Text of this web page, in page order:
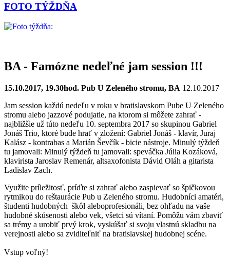
FOTO TÝŽDŇA
BA - Famózne nedeľné jam session !!!
15.10.2017, 19.30hod. Pub U Zeleného stromu, BA 12.10.2017
Jam session každú nedeľu v roku v bratislavskom Pube U Zeleného
stromu alebo jazzové podujatie, na ktorom si môžete zahrať -
najbližšie už túto nedeľu 10. septembra 2017 so skupinou Gabriel
Jonáš Trio, ktoré bude hrať v zložení: Gabriel Jonáš - klavír, Juraj
Kalász - kontrabas a Marián Ševčík - bicie nástroje. Minulý týždeň
tu jamovali: Minulý týždeň tu jamovali: speváčka Júlia Kozáková,
klavirista Jaroslav Remenár, altsaxofonista Dávid Oláh a gitarista
Ladislav Zach.
Využite príležitosť, príďte si zahrať alebo zaspievať so špičkovou
rytmikou do reštaurácie Pub u Zeleného stromu. Hudobníci amatéri,
študenti hudobných škôl aleboprofesionáli, bez ohľadu na vaše
hudobné skúsenosti alebo vek, všetci sú vítaní. Pomôžu vám zbaviť
sa trémy a urobiť prvý krok, vyskúšať si svoju vlastnú skladbu na
verejnosti alebo sa zviditeľniť na bratislavskej hudobnej scéne.
Vstup voľný!